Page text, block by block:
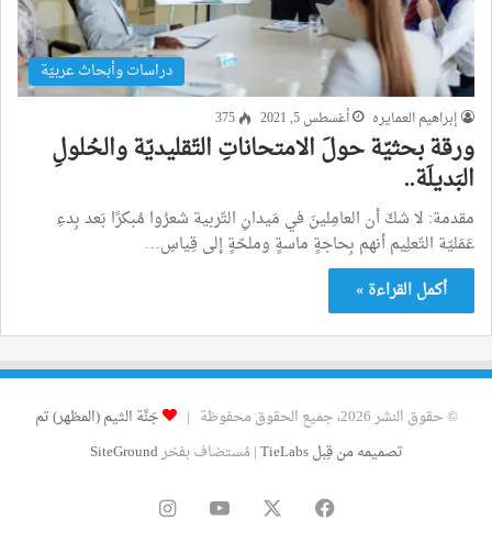
دراسات وأبحاث عربيّة
إبراهيم العمايره أغسطس 5, 2021 375
ورقة بحثيّة حولَ الامتحاناتِ التّقليديّة والحُلولِ
البَديلَة..
مقدمة: لا شكّ أن العامِلينَ في مَيدانِ التّربية شعرُوا مُبكرًا بَعد بِدءِ
عَمَليّة التّعلِيم أنهم بِحاجةٍ ماسةٍ وملحّةٍ إلى قِياسِ…
أكمل القراءة »
© حقوق النشر 2026، جميع الحقوق محفوظة |
جَنَّة الثيم (المظهر) تم
تصميمه من قِبل TieLabs
| مُستضاف بفخرSiteGround
فيسبوك ‫YouTube